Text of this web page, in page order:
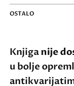
OSTALO
Knjiganije
u bolje